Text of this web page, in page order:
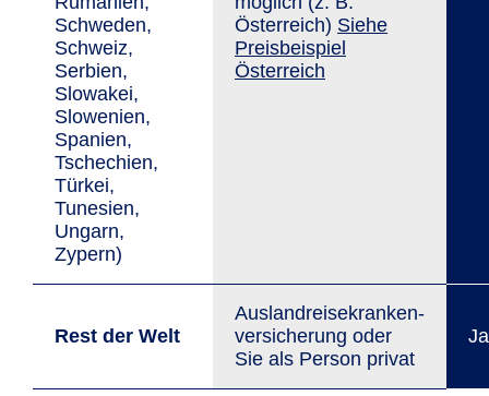
Schweden,
Schweiz,
Serbien,
Slowakei,
Slowenien,
Spanien,
Tschechien,
Türkei,
Tunesien,
Ungarn,
Zypern)
Österreich) Siehe
Preisbeispiel
Österreich
Rest der Welt
Auslandreisekranken­
versicherung oder
Sie als Person privat
Ja